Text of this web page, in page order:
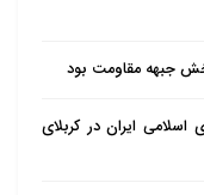
جبهه مقاومت بود
ایران در کربلای